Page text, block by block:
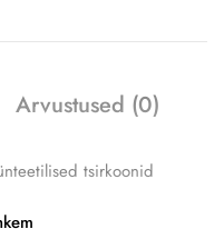
Arvustused (0)
tsirkoonid